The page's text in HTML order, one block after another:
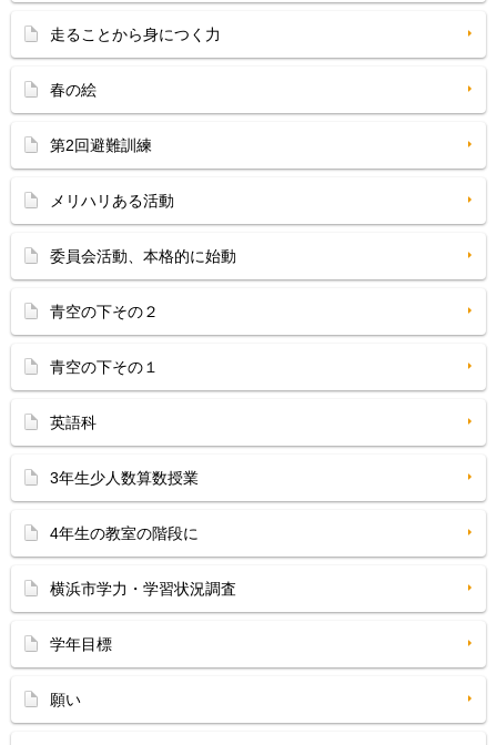
走ることから身につく力
春の絵
第2回避難訓練
メリハリある活動
委員会活動、本格的に始動
青空の下その２
青空の下その１
英語科
3年生少人数算数授業
4年生の教室の階段に
横浜市学力・学習状況調査
学年目標
願い